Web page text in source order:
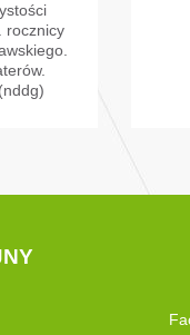
rocznicy